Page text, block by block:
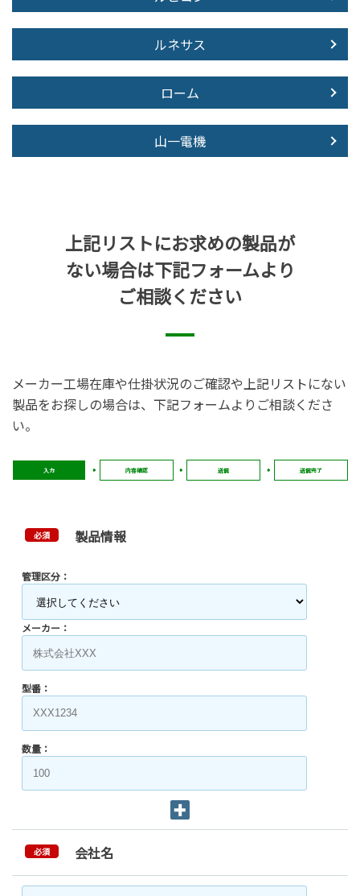
ルネサス
ローム
山一電機
上記リストにお求めの製品が
ない場合は下記フォームより
ご相談ください
メーカー工場在庫や仕掛状況のご確認や上記リストにない
製品をお探しの場合は、下記フォームよりご相談くださ
い。
入力 内容確認 送信 送信完了
必須 製品情報
管理区分：
メーカー：
型番：
数量：
必須 会社名